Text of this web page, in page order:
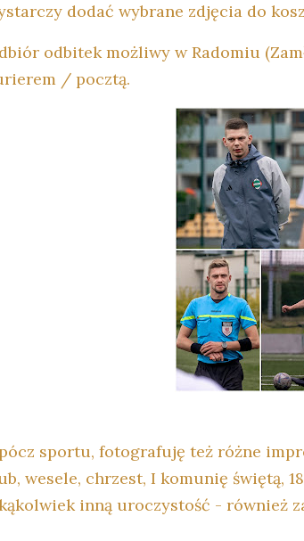
dodać wybrane zdjęcia do
odbitek możliwy w Radomiu
/ pocztą.
sportu, fotografuję też różne
wesele, chrzest, I komunię świętą,
inną uroczystość - również